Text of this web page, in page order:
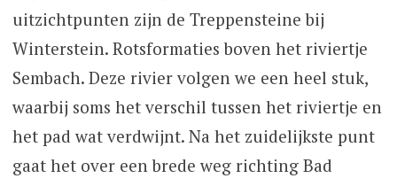
uitzichtpunten zijn de Treppensteine bij
Winterstein. Rotsformaties boven het riviertje
Sembach. Deze rivier volgen we een heel stuk,
waarbij soms het verschil tussen het riviertje en
het pad wat verdwijnt. Na het zuidelijkste punt
gaat het over een brede weg richting Bad